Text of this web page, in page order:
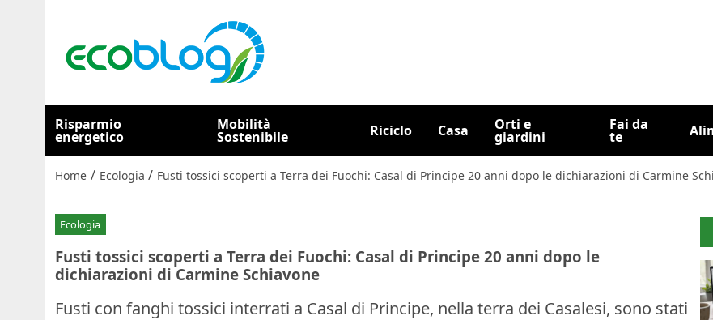
Risparmio
energetico
Mobilità
Sostenibile Riciclo Casa Orti e
giardini
Fai da
te
Home / Ecologia / Fusti tossici scoperti a Terra dei Fuochi: Casal di Principe 20 anni dopo le dichiarazioni di Carmine
Ecologia
Fusti tossici scoperti a Terra dei Fuochi: Casal di Principe 20 anni dopo le
dichiarazioni di Carmine Schiavone
Fusti con fanghi tossici interrati a Casal di Principe, nella terra dei Casalesi, sono stati